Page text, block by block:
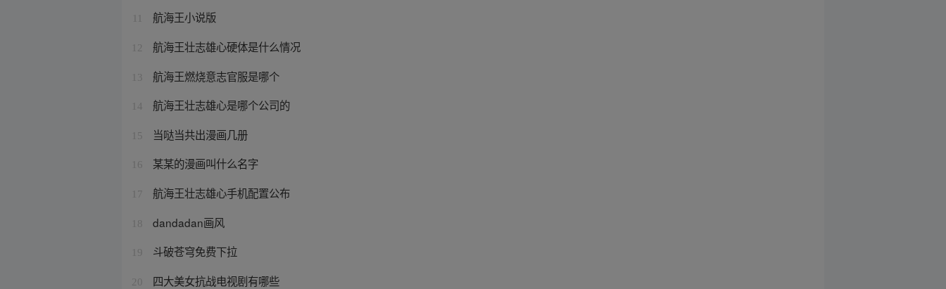
航海王小说版
12 航海王壮志雄心硬体是什么情况
13 航海王燃烧意志官服是哪个
14 航海王壮志雄心是哪个公司的
15 当哒当共出漫画几册
16 某某的漫画叫什么名字
17 航海王壮志雄心手机配置公布
18 dandadan画风
19 斗破苍穹免费下拉
20 四大美女抗战电视剧有哪些